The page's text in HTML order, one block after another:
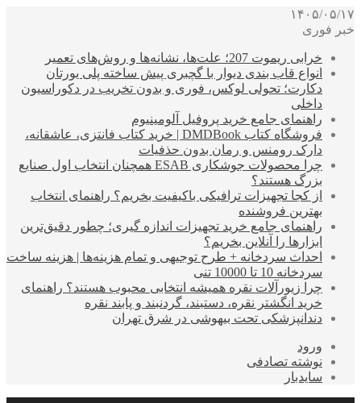
۱۴۰۵/۰۵/۱۷
خبر فوری
خرابی ریموت 207؛ علت‌ها، نشانه‌ها و روش‌های تعمیر
انواع قاب بندی دیوار با گچبری پیش ساخته پلی یورتان
دکارت؛ تحولی لوکس، فوری و بدون تخریب در دکوراسیون
داخلی
راهنمای جامع خرید پروفیل آلومینیوم
فروشگاه کتاب DMDBook | خرید کتاب فانتزی، عاشقانه،
دارک رومنس و رمان بدون حذفیات
چرا محصولات جوشکاری ESAB همچنان انتخاب اول صنایع
بزرگ هستند؟
از کجا تجهیزات ترافیکی باکیفیت بخریم؟ راهنمای انتخاب
بهترین فروشنده
راهنمای جامع خرید تجهیزات اندازه گیری؛ چطور دقیق‌ترین
ابزارها را آنلاین بخریم؟
احداث سردخانه + طرح توجیهی و تمام هزینه‌ها | هزینه ساخت
سردخانه 10 تا 10000 تنی
چرا زیورآلات نقره همیشه انتخابی محبوب هستند؟ راهنمای
خرید انگشتر نقره، دستبند، گردنبند و پابند نقره
دندانپزشکی تحت بیهوشی در شرق تهران
ورود
نوشته تصادفی
سایدبار